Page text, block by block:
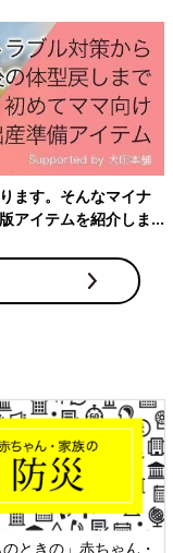
ます。そんなマイナ
アイテムを紹介しま
のときの」赤ちゃん・